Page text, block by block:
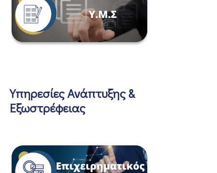
Υπηρεσίες Ανάπτυξης &
Εξωστρέφειας